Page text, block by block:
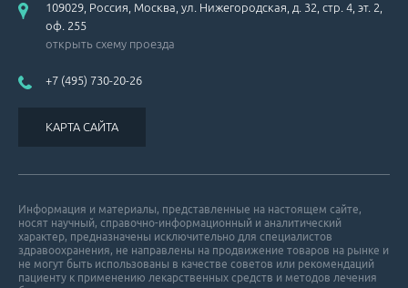
109029, Россия, Москва, ул. Нижегородская, д. 32, стр. 4, эт. 2,
оф. 255
открыть схему проезда
+7 (495) 730-20-26
КАРТА САЙТА
Информация и материалы, представленные на настоящем сайте,
носят научный, справочно-информационный и аналитический
характер, предназначены исключительно для специалистов
здравоохранения, не направлены на продвижение товаров на рынке и
не могут быть использованы в качестве советов или рекомендаций
пациенту к применению лекарственных средств и методов лечения